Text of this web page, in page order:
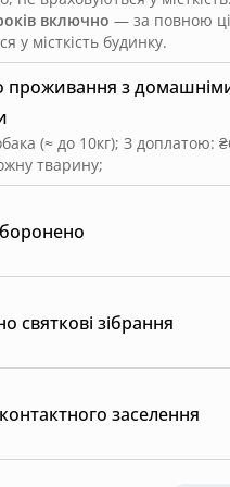
проживання з
(≈ до 10кг); З доплатою:
тварину;
включно — за повною
у місткість будинку.
святкові зібрання
заселення